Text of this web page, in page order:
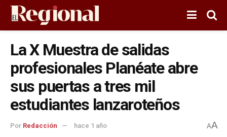
La X Muestra de salidas
profesionales Planéate abre
sus puertas a tres mil
estudiantes lanzaroteños
Por Redacción hace 1 año AA